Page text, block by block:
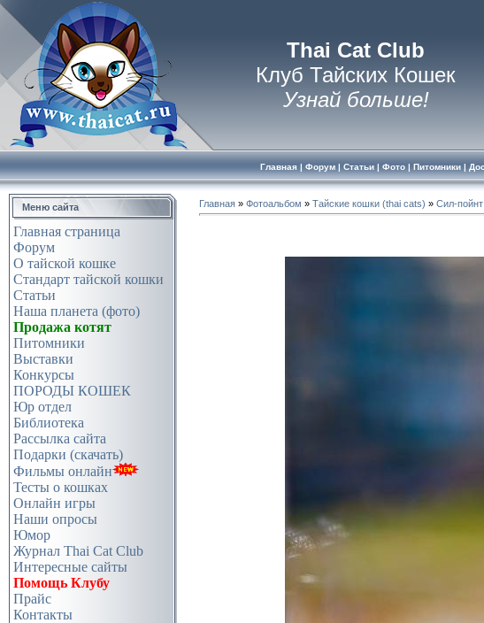
Thai Cat Club
Клуб Тайских Кошек
Узнай больше!
Главная| Форум| Статьи| Фото| Питомники|
Меню сайта
Главная страница
Форум
О тайской кошке
Стандарт тайской кошки
Статьи
Наша планета (фото)
Продажа котят
Питомники
Выставки
Конкурсы
ПОРОДЫ КОШЕК
Юр отдел
Библиотека
Рассылка сайта
Подарки (скачать)
Фильмы онлайн
Тесты о кошках
Онлайн игры
Наши опросы
Юмор
Журнал Thai Cat Club
Интересные сайты
Помощь Клубу
Прайс
Контакты
Главная » Фотоальбом » Тайские кошки (thai cats) » Сил-пойнт